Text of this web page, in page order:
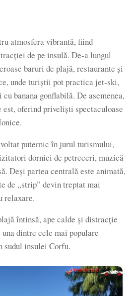
atmosfera vibrantă, fiind
de pe insulă. De-a lungul
baruri de plajă, restaurante și
unde turiștii pot practica jet-ski,
banana gonflabilă. De asemenea,
est, oferind priveliști spectaculoase
puternic în jurul turismului,
dornici de petreceri, muzică
Deși partea centrală este animată,
de „strip” devin treptat mai
relaxare.
întinsă, ape calde și distracție
dintre cele mai populare
sudul insulei Corfu.